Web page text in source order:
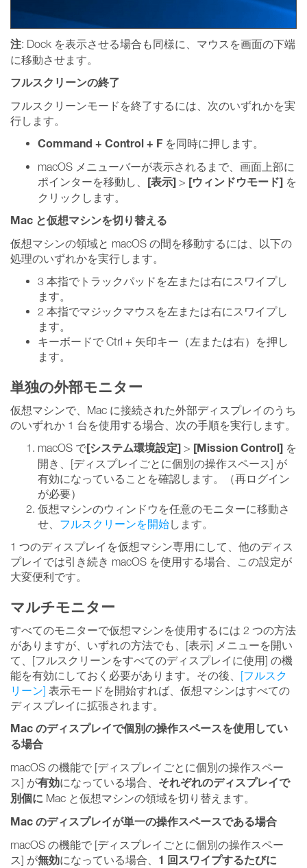
注: Dock を表示させる場合も同様に、マウスを画面の下端
に移動させます。
フルスクリーンの終了
フルスクリーンモードを終了するには、次のいずれかを実
行します。
Command + Control + Fを同時に押します。
macOS メニューバーが表示されるまで、画面上部に
ポインターを移動し、 [表示] > [ウィンドウモード] を
クリックします。
Mac と仮想マシンを切り替える
仮想マシンの領域と macOS の間を移動するには、以下の
処理のいずれかを実行します。
3 本指でトラックパッドを左または右にスワイプし
ます。
2 本指でマジックマウスを左または右にスワイプし
ます。
キーボードで Ctrl + 矢印キー（左または右）を押し
ます。
単独の外部モニター
仮想マシンで、Mac に接続された外部ディスプレイのうち
のいずれか 1 台を使用する場合、次の手順を実行します。
macOS で[システム環境設定] > [Mission Control] を
開き、[ディスプレイごとに個別の操作スペース] が
有効になっていることを確認します。（再ログイン
が必要）
仮想マシンのウィンドウを任意のモニターに移動さ
せ、 フルスクリーンを開始します。
1 つのディスプレイを仮想マシン専用にして、他のディス
プレイでは引き続き macOS を使用する場合、この設定が
大変便利です。
マルチモニター
すべてのモニターで仮想マシンを使用するには 2 つの方法
がありますが、いずれの方法でも、[表示] メニューを開い
て、[フルスクリーンをすべてのディスプレイに使用] の機
能を有効にしておく必要があります。その後、 [フルスク
リーン] 表示モードを開始すれば、仮想マシンはすべての
ディスプレイに拡張されます。
Mac のディスプレイで個別の操作スペースを使用してい
る場合
macOS の機能で [ディスプレイごとに個別の操作スペー
ス] が有効になっている場合、 それぞれのディスプレイで
別個に Mac と仮想マシンの領域を切り替えます。
Mac のディスプレイが単一の操作スペースである場合
macOS の機能で [ディスプレイごとに個別の操作スペー
ス] が無効になっている場合、 1 回スワイプするたびに